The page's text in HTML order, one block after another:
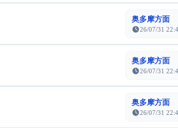
奥多摩方面
26/07/31
奥多摩方面
26/07/31
奥多摩方面
26/07/31